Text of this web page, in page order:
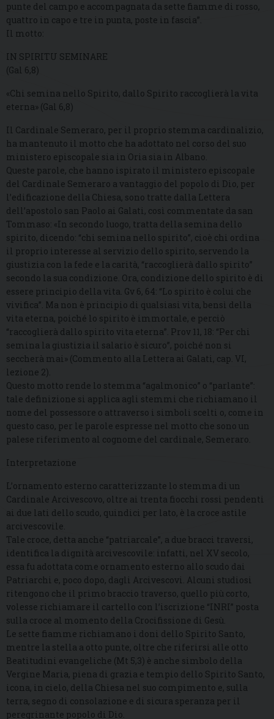
punte del campo e accompagnata da sette fiamme di rosso,
quattro in capo e tre in punta, poste in fascia”.
Il motto:
IN SPIRITU SEMINARE
(Gal 6,8)
«Chi semina nello Spirito, dallo Spirito raccoglierà la vita
eterna» (Gal 6,8)
Il Cardinale Semeraro, per il proprio stemma cardinalizio,
ha mantenuto il motto che ha adottato nel corso del suo
ministero episcopale sia in Oria sia in Albano.
Queste parole, che hanno ispirato il ministero episcopale
del Cardinale Semeraro a vantaggio del popolo di Dio, per
l’edificazione della Chiesa, sono tratte dalla Lettera
dell’apostolo san Paolo ai Galati, così commentate da san
Tommaso: «In secondo luogo, tratta della semina dello
spirito, dicendo: “chi semina nello spirito”, cioè chi ordina
il proprio interesse al servizio dello spirito, servendo la
giustizia con la fede e la carità, “raccoglierà dallo spirito”
secondo la sua condizione. Ora, condizione dello spirito è di
essere principio della vita. Gv 6, 64: “Lo spirito è colui che
vivifica”. Ma non è principio di qualsiasi vita, bensì della
vita eterna, poiché lo spirito è immortale, e perciò
“raccoglierà dallo spirito vita eterna”. Prov 11, 18: “Per chi
semina la giustizia il salario è sicuro”, poiché non si
seccherà mai» (Commento alla Lettera ai Galati, cap. VI,
lezione 2).
Questo motto rende lo stemma “agalmonico” o “parlante”:
tale definizione si applica agli stemmi che richiamano il
nome del possessore o attraverso i simboli scelti o, come in
questo caso, per le parole espresse nel motto che sono un
palese riferimento al cognome del cardinale, Semeraro.
Interpretazione
L’ornamento esterno caratterizzante lo stemma di un
Cardinale Arcivescovo, oltre ai trenta fiocchi rossi pendenti
ai due lati dello scudo, quindici per lato, è la croce astile
arcivescovile.
Tale croce, detta anche “patriarcale”, a due bracci traversi,
identifica la dignità arcivescovile: infatti, nel XV secolo,
essa fu adottata come ornamento esterno allo scudo dai
Patriarchi e, poco dopo, dagli Arcivescovi. Alcuni studiosi
ritengono che il primo braccio traverso, quello più corto,
volesse richiamare il cartello con l’iscrizione “INRI” posta
sulla croce al momento della Crocifissione di Gesù.
Le sette fiamme richiamano i doni dello Spirito Santo,
mentre la stella a otto punte, oltre che riferirsi alle otto
Beatitudini evangeliche (Mt 5,3) è anche simbolo della
Vergine Maria, piena di grazia e tempio dello Spirito Santo,
icona, in cielo, della Chiesa nel suo compimento e, sulla
terra, segno di consolazione e di sicura speranza per il
peregrinante popolo di Dio.